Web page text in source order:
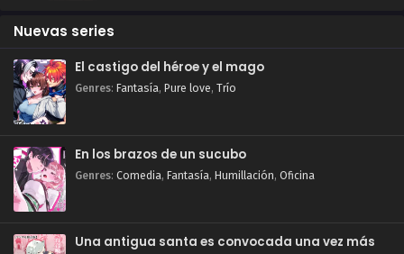
Nuevas series
El castigo del héroe y el mago
Genres: Fantasía, Pure love, Trío
En los brazos de un sucubo
Genres: Comedia, Fantasía, Humillación, Oficina
Una antigua santa es convocada una vez más